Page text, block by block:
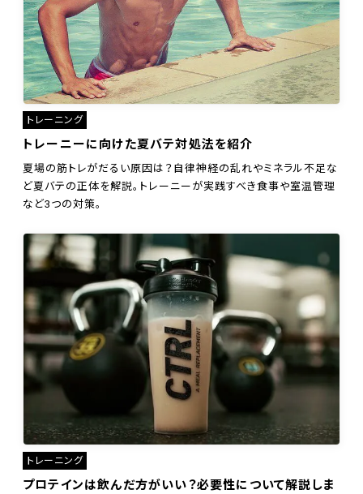
トレーニング
トレーニーに向けた夏バテ対処法を紹介
夏場の筋トレがだるい原因は？自律神経の乱れやミネラル不足な
ど夏バテの正体を解説。トレーニーが実践すべき食事や室温管理
など3つの対策。
トレーニング
プロテインは飲んだ方がいい？必要性について解説しま